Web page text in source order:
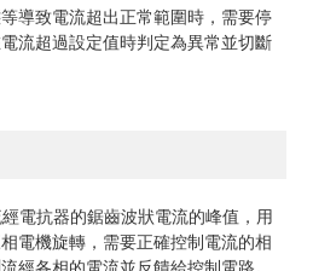
導致電流超出正常範圍時，需要停
流超過設定值時判定為異常並切斷
電抗器的鋸齒波狀電流的峰值，用
電機旋轉，需要正確控制電流的相